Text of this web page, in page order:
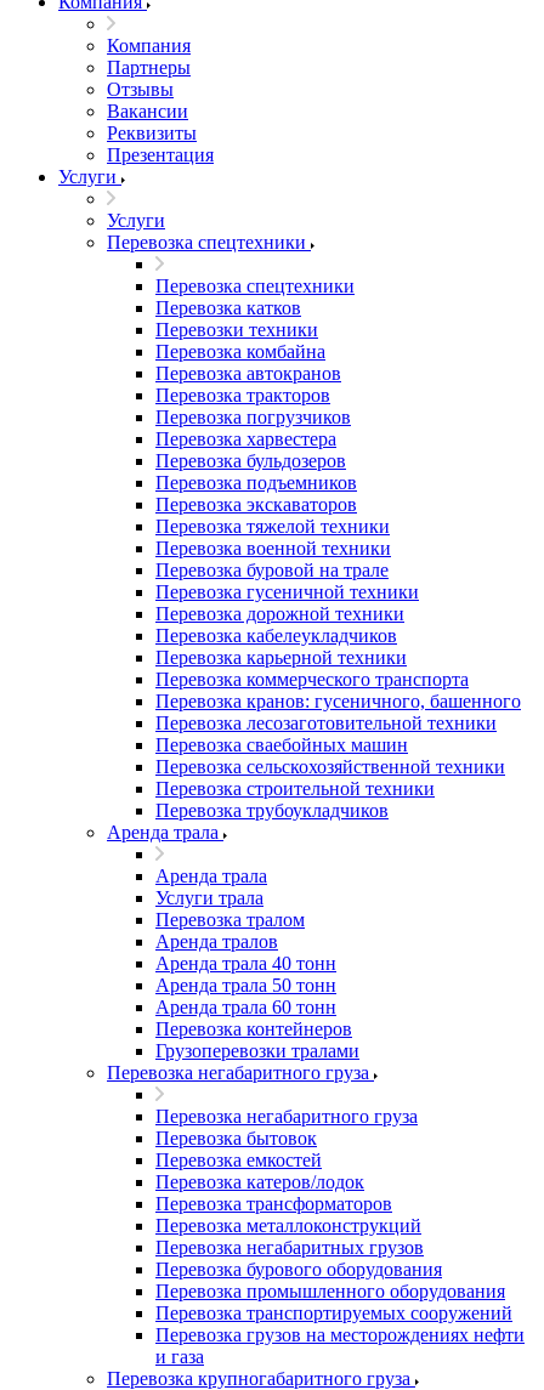
Компания
Партнеры
Отзывы
Вакансии
Реквизиты
Презентация
Услуги
Услуги
Перевозка спецтехники
Перевозка спецтехники
Перевозка катков
Перевозки техники
Перевозка комбайна
Перевозка автокранов
Перевозка тракторов
Перевозка погрузчиков
Перевозка харвестера
Перевозка бульдозеров
Перевозка подъемников
Перевозка экскаваторов
Перевозка тяжелой техники
Перевозка военной техники
Перевозка буровой на трале
Перевозка гусеничной техники
Перевозка дорожной техники
Перевозка кабелеукладчиков
Перевозка карьерной техники
Перевозка коммерческого транспорта
Перевозка кранов: гусеничного, башенного
Перевозка лесозаготовительной техники
Перевозка сваебойных машин
Перевозка сельскохозяйственной техники
Перевозка строительной техники
Перевозка трубоукладчиков
Аренда трала
Аренда трала
Услуги трала
Перевозка тралом
Аренда тралов
Аренда трала 40 тонн
Аренда трала 50 тонн
Аренда трала 60 тонн
Перевозка контейнеров
Грузоперевозки тралами
Перевозка негабаритного груза
Перевозка негабаритного груза
Перевозка бытовок
Перевозка емкостей
Перевозка катеров/лодок
Перевозка трансформаторов
Перевозка металлоконструкций
Перевозка негабаритных грузов
Перевозка бурового оборудования
Перевозка промышленного оборудования
Перевозка транспортируемых сооружений
Перевозка грузов на месторождениях нефти
и газа
Перевозка крупногабаритного груза